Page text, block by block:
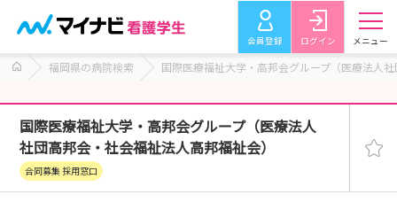
会員登録 ログイン メニュー
福岡県の病院検索 国際医療福祉大学・高邦会グループ（医療法人
国際医療福祉大学・高邦会グループ（医療法人
社団高邦会・社会福祉法人高邦福祉会）
合同募集 採用窓口